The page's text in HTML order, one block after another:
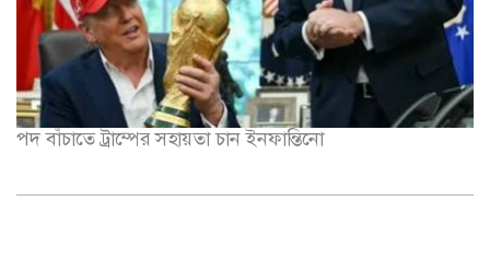
পদ বাঁচাতে ট্রাম্পের সহায়তা চান ইনফান্তিনো